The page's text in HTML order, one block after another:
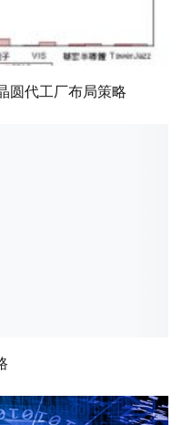
圆代工厂布局策略